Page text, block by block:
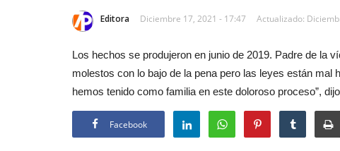
Editora Diciembre 17, 2021 - 17:47 Actualizado:
Los hechos se produjeron en junio de 2019. Padre de la
molestos con lo bajo de la pena pero las leyes están
hemos tenido como familia en este doloroso proceso”,
Facebook